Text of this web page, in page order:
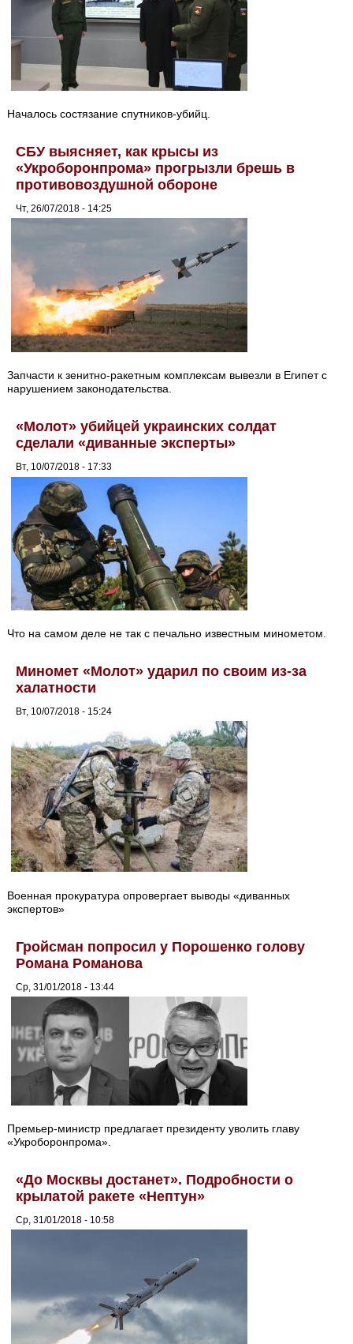
Началось состязание спутников-убийц.
СБУ выясняет, как крысы из
«Укроборонпрома» прогрызли брешь в
противовоздушной обороне
Чт, 26/07/2018 - 14:25
Запчасти к зенитно-ракетным комплексам вывезли в Египет с
нарушением законодательства.
«Молот» убийцей украинских солдат
сделали «диванные эксперты»
Вт, 10/07/2018 - 17:33
Что на самом деле не так с печально известным минометом.
Миномет «Молот» ударил по своим из-за
халатности
Вт, 10/07/2018 - 15:24
Военная прокуратура опровергает выводы «диванных
экспертов»
Гройсман попросил у Порошенко голову
Романа Романова
Ср, 31/01/2018 - 13:44
Премьер-министр предлагает президенту уволить главу
«Укроборонпрома».
«До Москвы достанет». Подробности о
крылатой ракете «Нептун»
Ср, 31/01/2018 - 10:58